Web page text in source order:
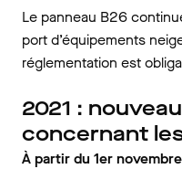
Le panneau B26
port d’équipements
réglementation est
2021 :
concernant
À partir du 1er